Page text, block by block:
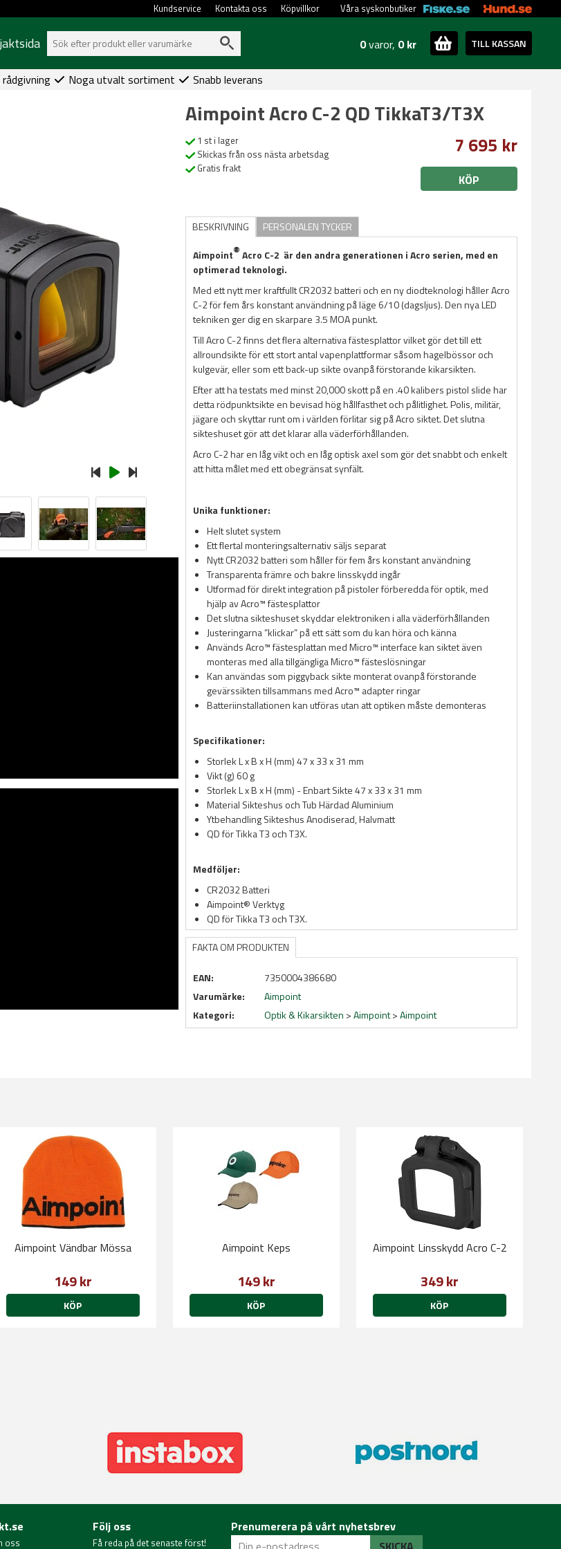
Våra syskonbutiker
Köpvillkor
Kontakta oss
Kundservice
0varor, 0 kr TILL KASSAN
Noga utvalt sortiment Snabb leverans
Aimpoint Acro C-2 QD TikkaT3/T3X
1 st i lager
Skickas från oss nästa arbetsdag
Gratis frakt
7 695 kr
KÖP
BESKRIVNING
PERSONALEN TYCKER
Aimpoint®Acro C-2 är den andra generationen i Acro serien, med en
optimerad teknologi.
Med ett nytt mer kraftfullt CR2032 batteri och en ny diodteknologi håller Acro
C-2 för fem års konstant användning på läge 6/10 (dagsljus). Den nya LED
tekniken ger dig en skarpare 3.5 MOA punkt.
Till Acro C-2 finns det flera alternativa fästesplattor vilket gör det till ett
allroundsikte för ett stort antal vapenplattformar såsom hagelbössor och
kulgevär, eller som ett back-up sikte ovanpå förstorande kikarsikten.
Efter att ha testats med minst 20,000 skott på en .40 kalibers pistol slide har
detta rödpunktsikte en bevisad hög hållfasthet och pålitlighet. Polis, militär,
jägare och skyttar runt om i världen förlitar sig på Acro siktet. Det slutna
sikteshuset gör att det klarar alla väderförhållanden.
Acro C-2 har en låg vikt och en låg optisk axel som gör det snabbt och enkelt
att hitta målet med ett obegränsat synfält.
Unika funktioner:
Helt slutet system
Ett flertal monteringsalternativ säljs separat
Nytt CR2032 batteri som håller för fem års konstant användning
Transparenta främre och bakre linsskydd ingår
Utformad för direkt integration på pistoler förberedda för optik, med
hjälp av Acro™ fästesplattor
Det slutna sikteshuset skyddar elektroniken i alla väderförhållanden
Justeringarna ”klickar” på ett sätt som du kan höra och känna
Används Acro™ fästesplattan med Micro™ interface kan siktet även
monteras med alla tillgängliga Micro™ fästeslösningar
Kan användas som piggyback sikte monterat ovanpå förstorande
gevärssikten tillsammans med Acro™ adapter ringar
Batteriinstallationen kan utföras utan att optiken måste demonteras
Specifikationer:
Storlek L x B x H (mm) 47 x 33 x 31 mm
Vikt (g) 60 g
Storlek L x B x H (mm) - Enbart Sikte 47 x 33 x 31 mm
Material Sikteshus och Tub Härdad Aluminium
Ytbehandling Sikteshus Anodiserad, Halvmatt
QD för Tikka T3 och T3X.
Medföljer:
CR2032 Batteri
Aimpoint® Verktyg
QD för Tikka T3 och T3X.
FAKTA OM PRODUKTEN
EAN:
7350004386680
Varumärke:
Aimpoint
Kategori:
Optik & Kikarsikten >Aimpoint>Aimpoint
Aimpoint Vändbar Mössa
149 kr
KÖP
Aimpoint Keps
149 kr
KÖP
Aimpoint Linsskydd Acro C-2
349 kr
KÖP
oss
Följ oss
Få reda på det senaste först!
Prenumerera på vårt nyhetsbrev